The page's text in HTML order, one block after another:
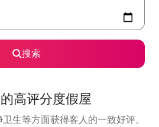
搜索
高评分度假屋
生等方面获得客人的一致好评。